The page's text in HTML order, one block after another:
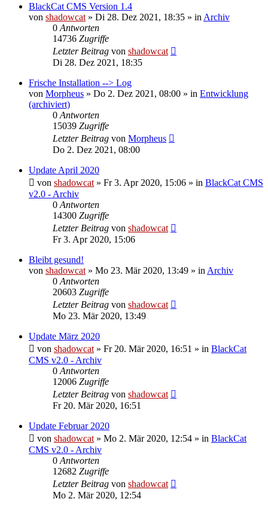
BlackCat CMS Version 1.4
von shadowcat » Di 28. Dez 2021, 18:35 » in Archiv
0 Antworten
14736 Zugriffe
Letzter Beitrag von shadowcat
Di 28. Dez 2021, 18:35
Frische Installation --> Log
von Morpheus » Do 2. Dez 2021, 08:00 » in Entwicklung
(archiviert)
0 Antworten
15039 Zugriffe
Letzter Beitrag von Morpheus
Do 2. Dez 2021, 08:00
Update April 2020
von shadowcat » Fr 3. Apr 2020, 15:06 » in BlackCat CMS
v2.0 - Archiv
0 Antworten
14300 Zugriffe
Letzter Beitrag von shadowcat
Fr 3. Apr 2020, 15:06
Bleibt gesund!
von shadowcat » Mo 23. Mär 2020, 13:49 » in Archiv
0 Antworten
20603 Zugriffe
Letzter Beitrag von shadowcat
Mo 23. Mär 2020, 13:49
Update März 2020
von shadowcat » Fr 20. Mär 2020, 16:51 » in BlackCat
CMS v2.0 - Archiv
0 Antworten
12006 Zugriffe
Letzter Beitrag von shadowcat
Fr 20. Mär 2020, 16:51
Update Februar 2020
von shadowcat » Mo 2. Mär 2020, 12:54 » in BlackCat
CMS v2.0 - Archiv
0 Antworten
12682 Zugriffe
Letzter Beitrag von shadowcat
Mo 2. Mär 2020, 12:54